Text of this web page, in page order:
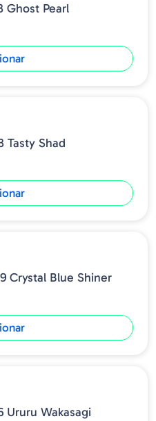
Ghost Pearl
Tasty Shad
Crystal Blue Shiner
Ururu Wakasagi